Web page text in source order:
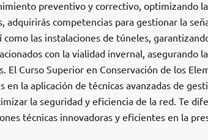
preventivo y correctivo, optimizando
adquirirás competencias para gestionar la
las instalaciones de túneles,
con la vialidad invernal, asegurando
El Curso Superior en Conservación de los
la aplicación de técnicas avanzadas de
la seguridad y eficiencia de la red. Te
técnicas innovadoras y eficientes en la